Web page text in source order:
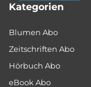
Kategorien
Blumen Abo
Zeitschriften Abo
Hörbuch Abo
eBook Abo